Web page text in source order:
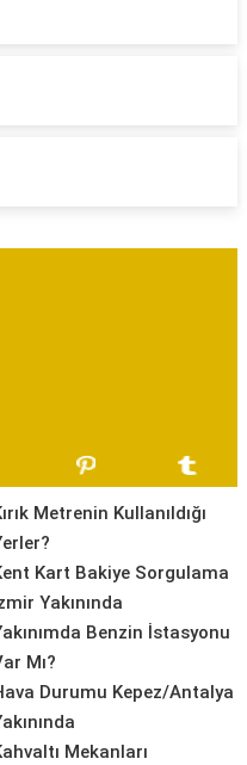
Metrenin Kullanıldığı
Kart Bakiye Sorgulama
Yakınında
Benzin İstasyonu
Mı?
Durumu Kepez/Antalya
Mekanları